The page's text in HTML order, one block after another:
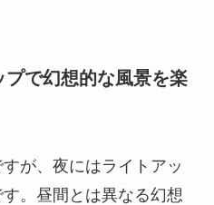
で幻想的な風景を楽
が、夜にはライトアッ
。昼間とは異なる幻想